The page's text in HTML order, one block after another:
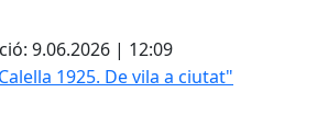
9.06.2026 | 12:09
1925. De vila a ciutat"